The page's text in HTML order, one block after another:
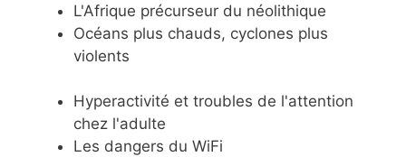
L'Afrique précurseur du néolithique
Océans plus chauds, cyclones plus
violents
Hyperactivité et troubles de l'attention
chez l'adulte
Les dangers du WiFi